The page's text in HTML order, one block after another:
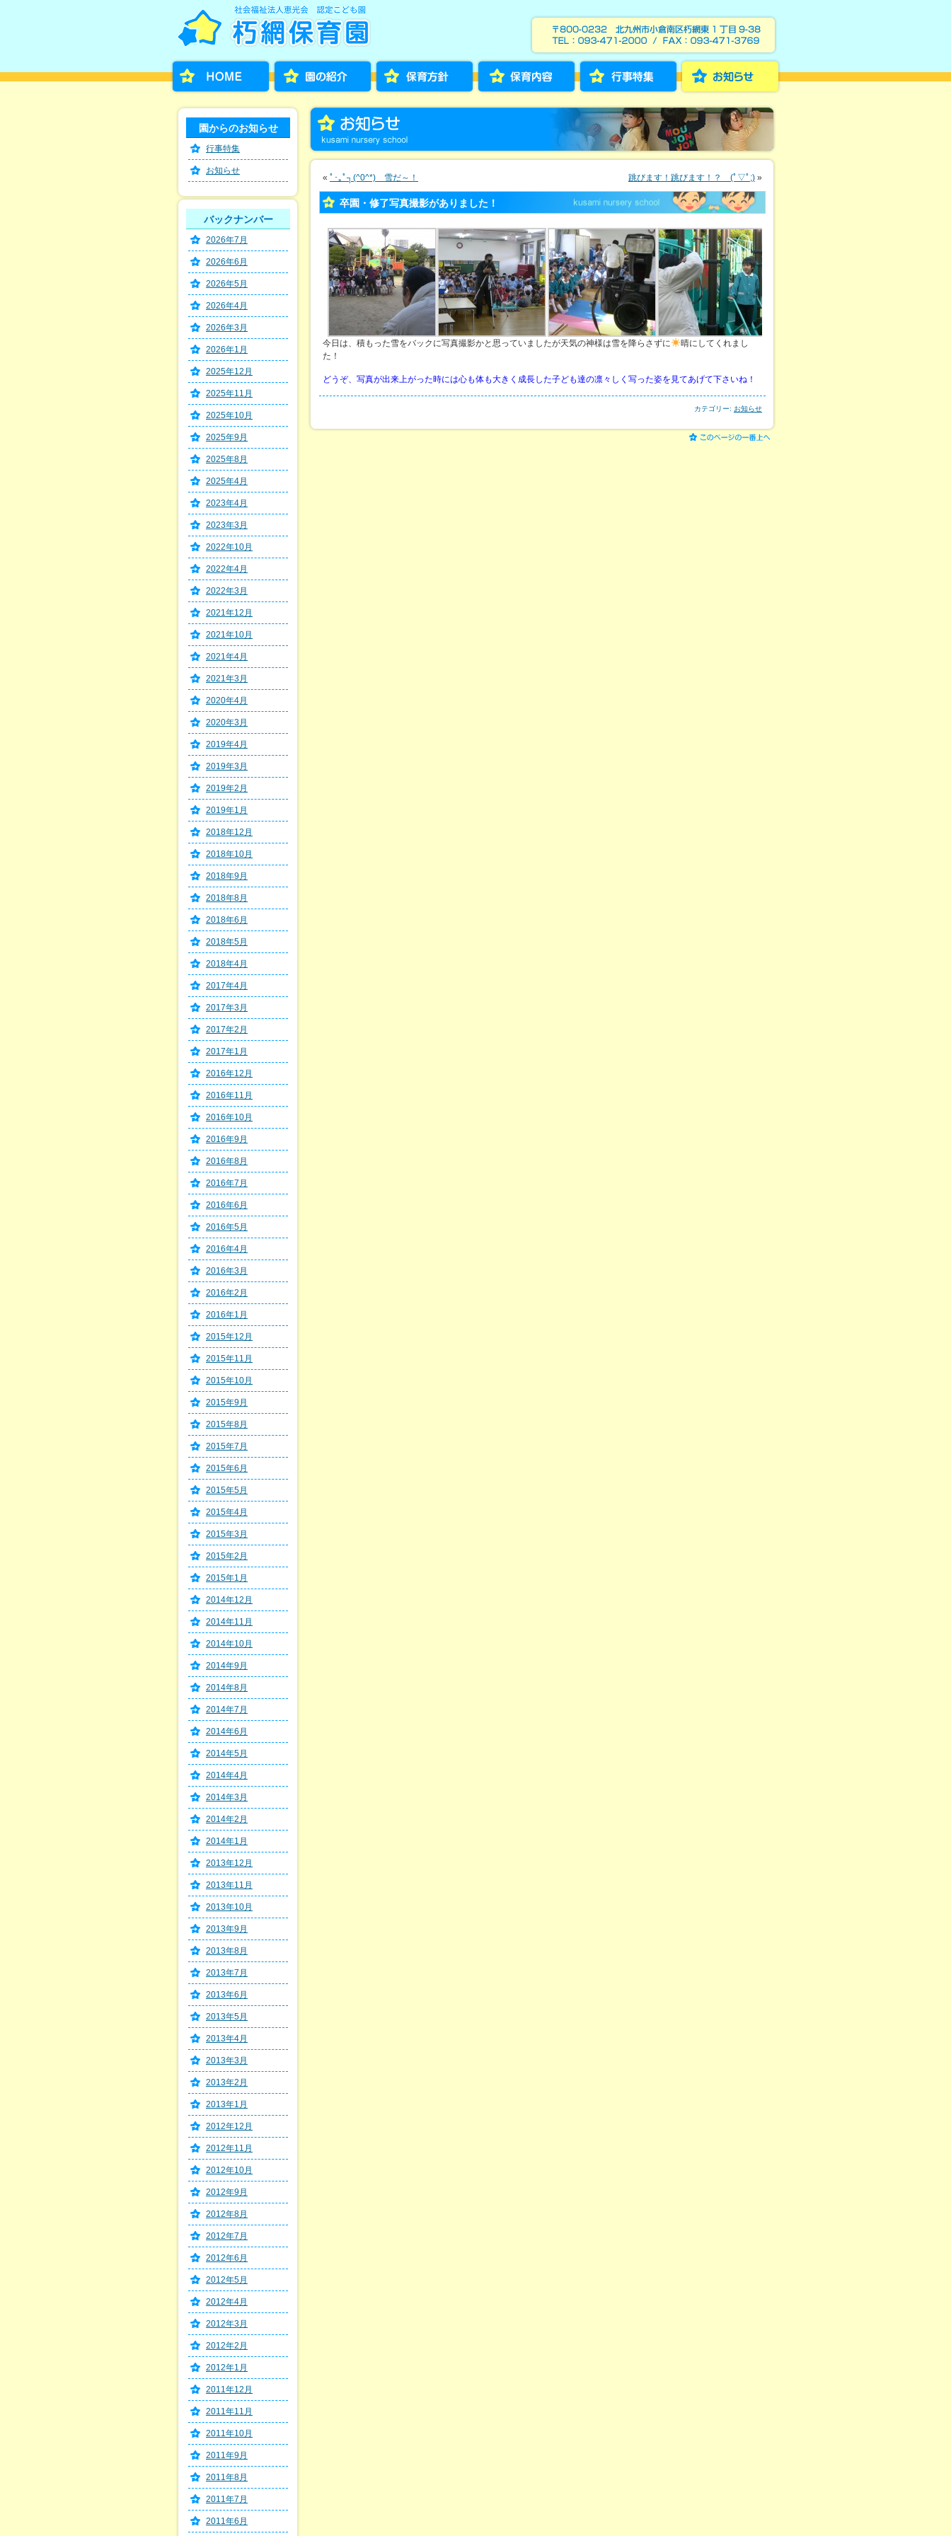
« ﾟ･｡ﾟ┐(^0^*) 雪だ～！ 跳びます！跳びます！？ (ﾟ▽ﾟ;) »
卒園・修了写真撮影がありました！
今日は、積もった雪をバックに写真撮影かと思っていましたが天気の神様は雪を降らさずに
晴にしてくれまし
た！
どうぞ、写真が出来上がった時には心も体も大きく成長した子ども達の凛々しく写った姿を見てあげて下さいね！
カテゴリー: お知らせ
園からのお知らせ
行事特集
お知らせ
バックナンバー
2026年7月
2026年6月
2026年5月
2026年4月
2026年3月
2026年1月
2025年12月
2025年11月
2025年10月
2025年9月
2025年8月
2025年4月
2023年4月
2023年3月
2022年10月
2022年4月
2022年3月
2021年12月
2021年10月
2021年4月
2021年3月
2020年4月
2020年3月
2019年4月
2019年3月
2019年2月
2019年1月
2018年12月
2018年10月
2018年9月
2018年8月
2018年6月
2018年5月
2018年4月
2017年4月
2017年3月
2017年2月
2017年1月
2016年12月
2016年11月
2016年10月
2016年9月
2016年8月
2016年7月
2016年6月
2016年5月
2016年4月
2016年3月
2016年2月
2016年1月
2015年12月
2015年11月
2015年10月
2015年9月
2015年8月
2015年7月
2015年6月
2015年5月
2015年4月
2015年3月
2015年2月
2015年1月
2014年12月
2014年11月
2014年10月
2014年9月
2014年8月
2014年7月
2014年6月
2014年5月
2014年4月
2014年3月
2014年2月
2014年1月
2013年12月
2013年11月
2013年10月
2013年9月
2013年8月
2013年7月
2013年6月
2013年5月
2013年4月
2013年3月
2013年2月
2013年1月
2012年12月
2012年11月
2012年10月
2012年9月
2012年8月
2012年7月
2012年6月
2012年5月
2012年4月
2012年3月
2012年2月
2012年1月
2011年12月
2011年11月
2011年10月
2011年9月
2011年8月
2011年7月
2011年6月